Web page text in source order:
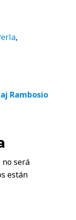
,
Rambosio
no será
están